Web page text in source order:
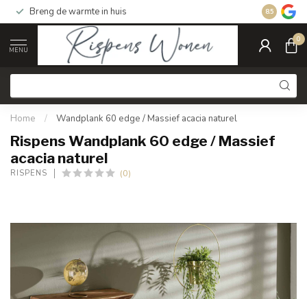
Breng de warmte in huis Gratis
8.5
MENU
0
Home / Wandplank 60 edge / Massief acacia naturel
Rispens Wandplank 60 edge / Massief
acacia naturel
RISPENS (0)